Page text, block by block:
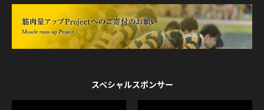
スペシャルスポンサー